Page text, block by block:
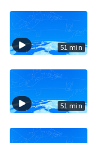
51 min
51 min